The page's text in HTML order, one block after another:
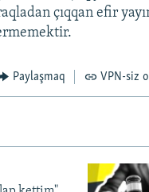
çıqqan efir
Paylaşmaq VPN-siz